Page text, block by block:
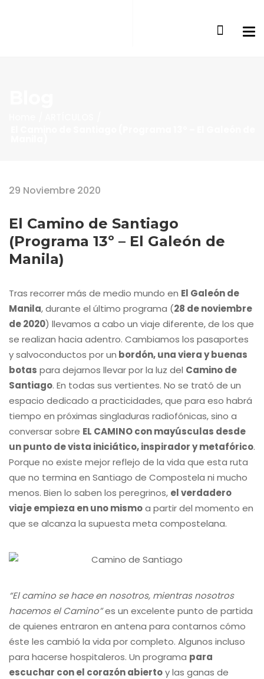
29 Noviembre 2020
El Camino de Santiago
(Programa 13º – El Galeón de
Manila)
Tras recorrer más de medio mundo en El Galeón de
Manila, durante el último programa (28 de noviembre
de 2020) llevamos a cabo un viaje diferente, de los que
se realizan hacia adentro. Cambiamos los pasaportes
y salvoconductos por un bordón, una viera y buenas
botas para dejarnos llevar por la luz del Camino de
Santiago. En todas sus vertientes. No se trató de un
espacio dedicado a practicidades, que para eso habrá
tiempo en próximas singladuras radiofónicas, sino a
conversar sobre EL CAMINO con mayúsculas desde
un punto de vista iniciático, inspirador y metafórico.
Porque no existe mejor reflejo de la vida que esta ruta
que no termina en Santiago de Compostela ni mucho
menos. Bien lo saben los peregrinos, el verdadero
viaje empieza en uno mismoa partir del momento en
que se alcanza la supuesta meta compostelana.
“El camino se hace en nosotros, mientras nosotros
hacemos el Camino”es un excelente punto de partida
de quienes entraron en antena para contarnos cómo
éste les cambió la vida por completo. Algunos incluso
para hacerse hospitaleros. Un programa para
escuchar con el corazón abiertoy las ganas de